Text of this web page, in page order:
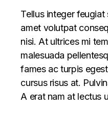
Tellus integer feugiat
amet volutpat
nisi. At ultrices mi
malesuada
fames ac turpis
cursus risus at.
A erat nam at lectus